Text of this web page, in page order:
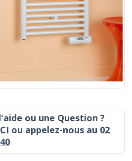
ou une Question ?
ou appelez-nous au 02